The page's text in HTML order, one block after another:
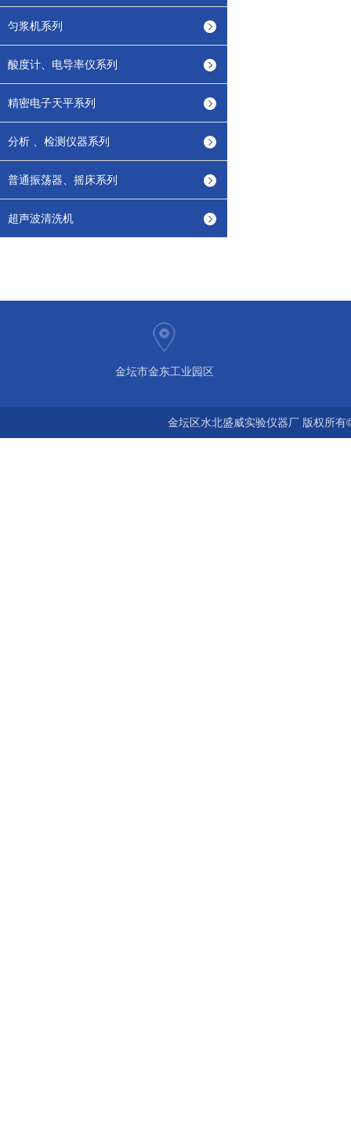
匀浆机系列
酸度计、电导率仪系列
精密电子天平系列
分析 、检测仪器系列
普通振荡器、摇床系列
超声波清洗机
金坛市金东工业园区
金坛区水北盛威实验仪器厂 版权所